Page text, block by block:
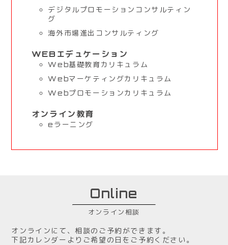
デジタルプロモーションコンサルティン
グ
海外市場進出コンサルティング
WEBエデュケーション
Web基礎教育カリキュラム
Webマーケティングカリキュラム
Webプロモーションカリキュラム
オンライン教育
eラーニング
Online
オンライン相談
オンラインにて、相談のご予約ができます。
下記カレンダーよりご希望の日をご予約ください。